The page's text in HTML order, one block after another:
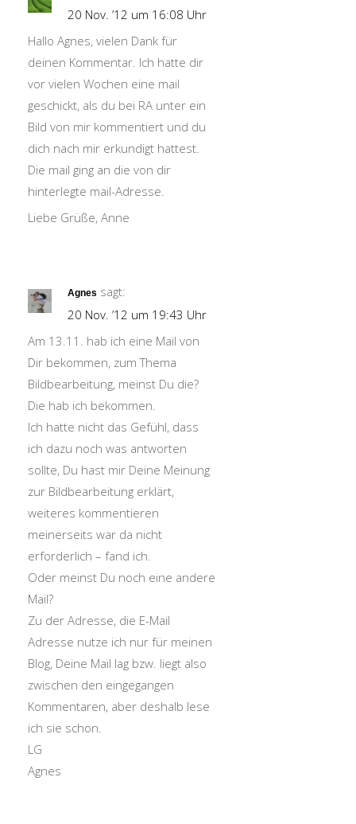
20 Nov. ’12 um 16:08 Uhr
Hallo Agnes, vielen Dank für
deinen Kommentar. Ich hatte dir
vor vielen Wochen eine mail
geschickt, als du bei RA unter ein
Bild von mir kommentiert und du
dich nach mir erkundigt hattest.
Die mail ging an die von dir
hinterlegte mail-Adresse.
Liebe Grüße, Anne
Agnes sagt:
20 Nov. ’12 um 19:43 Uhr
Am 13.11. hab ich eine Mail von
Dir bekommen, zum Thema
Bildbearbeitung, meinst Du die?
Die hab ich bekommen.
Ich hatte nicht das Gefühl, dass
ich dazu noch was antworten
sollte, Du hast mir Deine Meinung
zur Bildbearbeitung erklärt,
weiteres kommentieren
meinerseits war da nicht
erforderlich – fand ich.
Oder meinst Du noch eine andere
Mail?
Zu der Adresse, die E-Mail
Adresse nutze ich nur für meinen
Blog, Deine Mail lag bzw. liegt also
zwischen den eingegangen
Kommentaren, aber deshalb lese
ich sie schon.
LG
Agnes